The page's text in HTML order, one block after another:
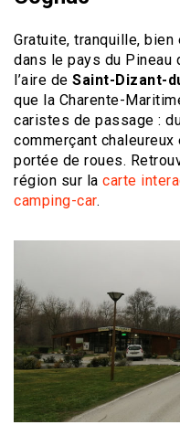
Gratuite, tranquille,
dans le pays du Pineau
l’aire de Saint-Dizant-
que la Charente-
caristes de passage :
commerçant
portée de roues.
région sur la carte
camping-car.